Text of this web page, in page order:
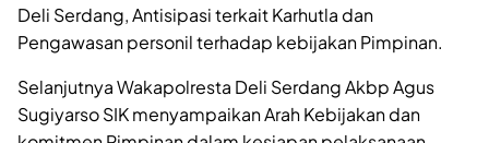
Deli Serdang, Antisipasi terkait Karhutla dan
Pengawasan personil terhadap kebijakan Pimpinan.
Selanjutnya Wakapolresta Deli Serdang Akbp Agus
Sugiyarso SIK menyampaikan Arah Kebijakan dan